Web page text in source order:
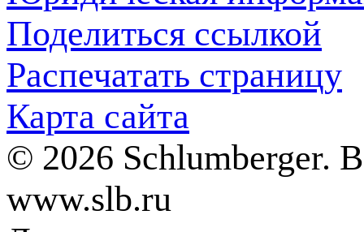
Поделиться ссылкой
Распечатать страницу
Карта сайта
© 2026 Schlumberger.
www.slb.ru